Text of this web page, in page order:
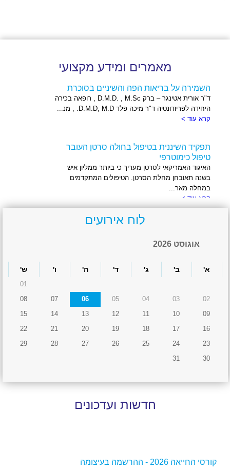
מאמרים ומידע מקצועי
השמירה על בריאות הפה והשיניים בסוכרת
ד"ר אורית אטינגר – ברק D.M.D. , M.Sc , רופאה בכירה
היחידה לפריודונטיה ד"ר מיכה פלד D.M.D, M.D. , מנ...
קרא עוד >
תפקיד השיננית בטיפול בחולה סרטן העובר
טיפול כימוטרפי
האיגוד האמריקאי לסרטן מעריך כי ביותר ממליון איש
בשנה תאובחן מחלת הסרטן. הטיפולים המתקדמים
במחלה מאר...
קרא עוד >
לוח אירועים
אוגוסט 2026
א' ב' ג' ד' ה' ו' ש'
01
02
03
04
05
06
07
08
09
10
11
12
13
14
15
16
17
18
19
20
21
22
23
24
25
26
27
28
29
30
31
חדשות ועדכונים
קורסי החייאה 2026 - ההרשמה בעיצומה